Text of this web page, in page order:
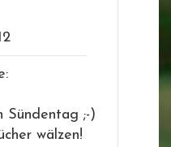
Sündentag ;-)
wälzen!